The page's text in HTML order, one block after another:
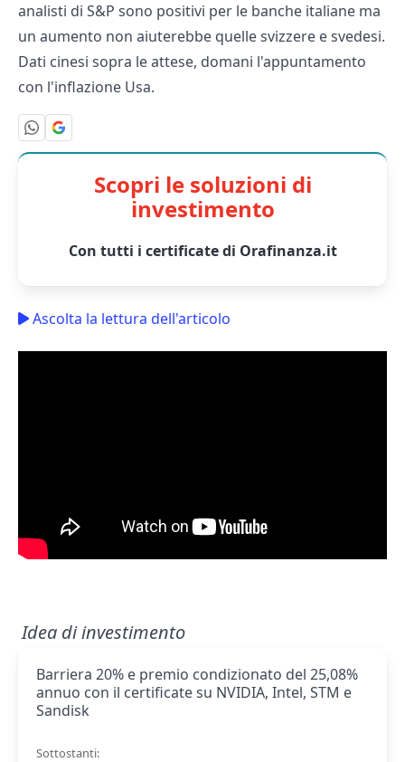
analisti di S&P sono positivi per le banche italiane ma
un aumento non aiuterebbe quelle svizzere e svedesi.
Dati cinesi sopra le attese, domani l'appuntamento
con l'inflazione Usa.
Scopri le soluzioni di
investimento
Con tutti i certificate di Orafinanza.it
Ascolta la lettura dell'articolo
Idea di investimento
Barriera 20% e premio condizionato del 25,08%
annuo con il certificate su NVIDIA, Intel, STM e
Sandisk
Sottostanti: